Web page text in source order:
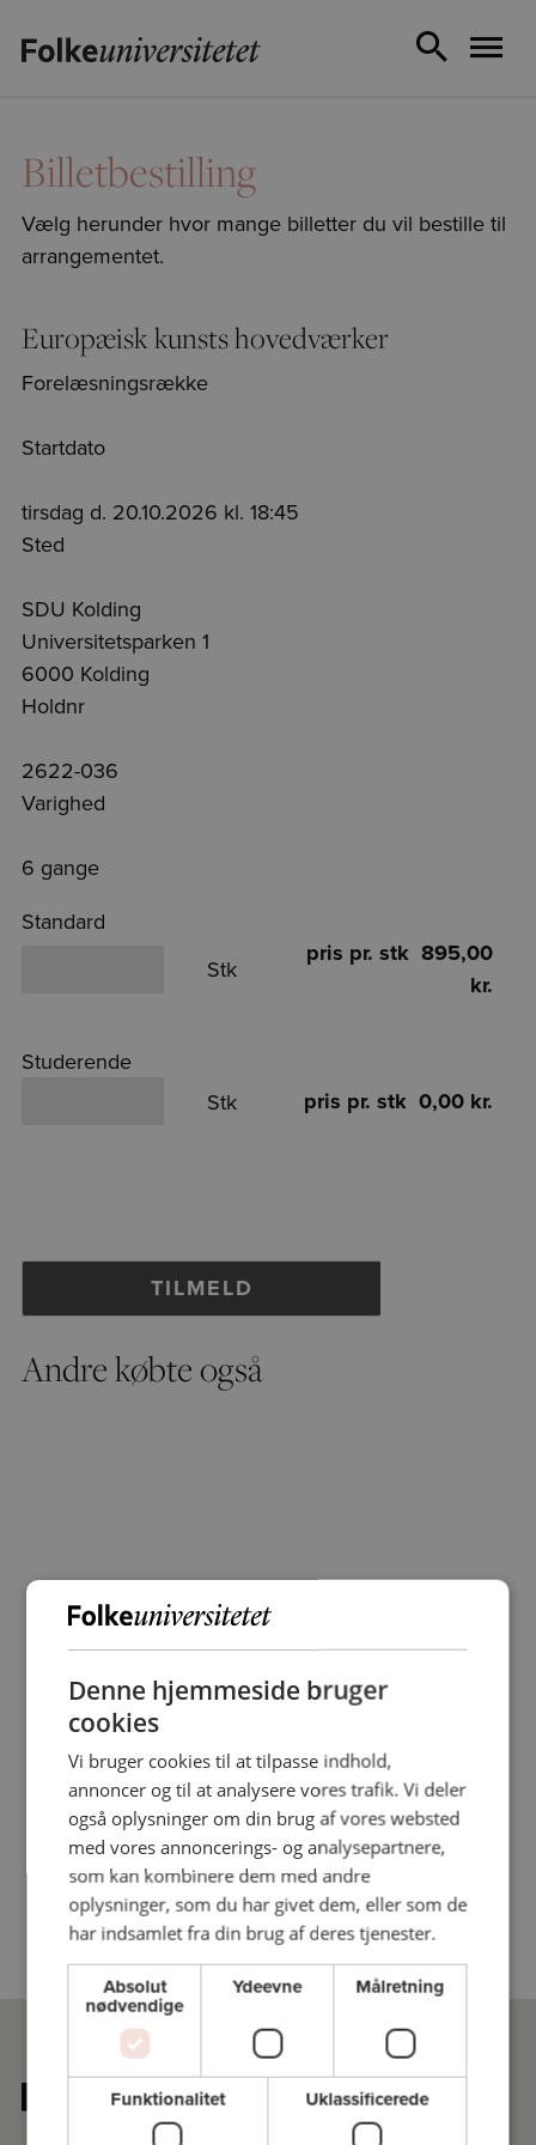
Billetbestilling
Vælg herunder hvor mange billetter du vil bestille til
arrangementet.
Europæisk kunsts hovedværker
Forelæsningsrække
Startdato
tirsdag d. 20.10.2026 kl. 18:45
Sted
SDU Kolding
Universitetsparken 1
6000 Kolding
Holdnr
2622-036
Varighed
6 gange
Standard
Stk
pris pr. stk 895,00
kr.
Studerende
Stk
pris pr. stk 0,00 kr.
Andre købte også
Denne hjemmeside bruger
cookies
Vi bruger cookies til at tilpasse indhold,
annoncer og til at analysere vores trafik. Vi deler
også oplysninger om din brug af vores websted
med vores annoncerings- og analysepartnere,
som kan kombinere dem med andre
oplysninger, som du har givet dem, eller som de
har indsamlet fra din brug af deres tjenester.
Absolut
nødvendige
Ydeevne Målretning
Funktionalitet Uklassificerede